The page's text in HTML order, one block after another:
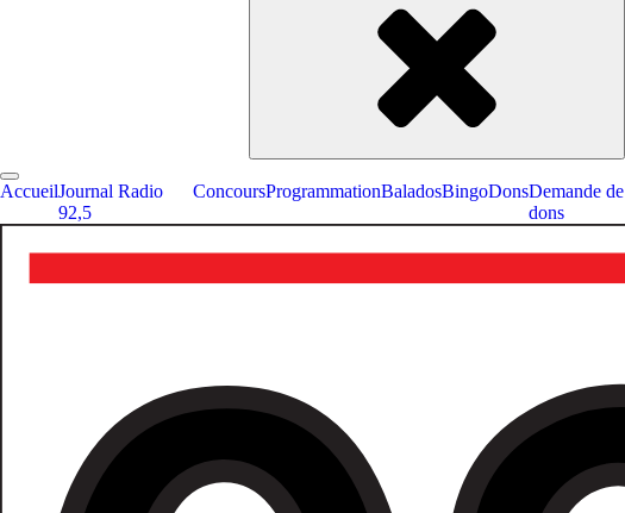
AccueilJournal Radio
92,5
ConcoursProgrammationBaladosBingoDonsDemande de
dons